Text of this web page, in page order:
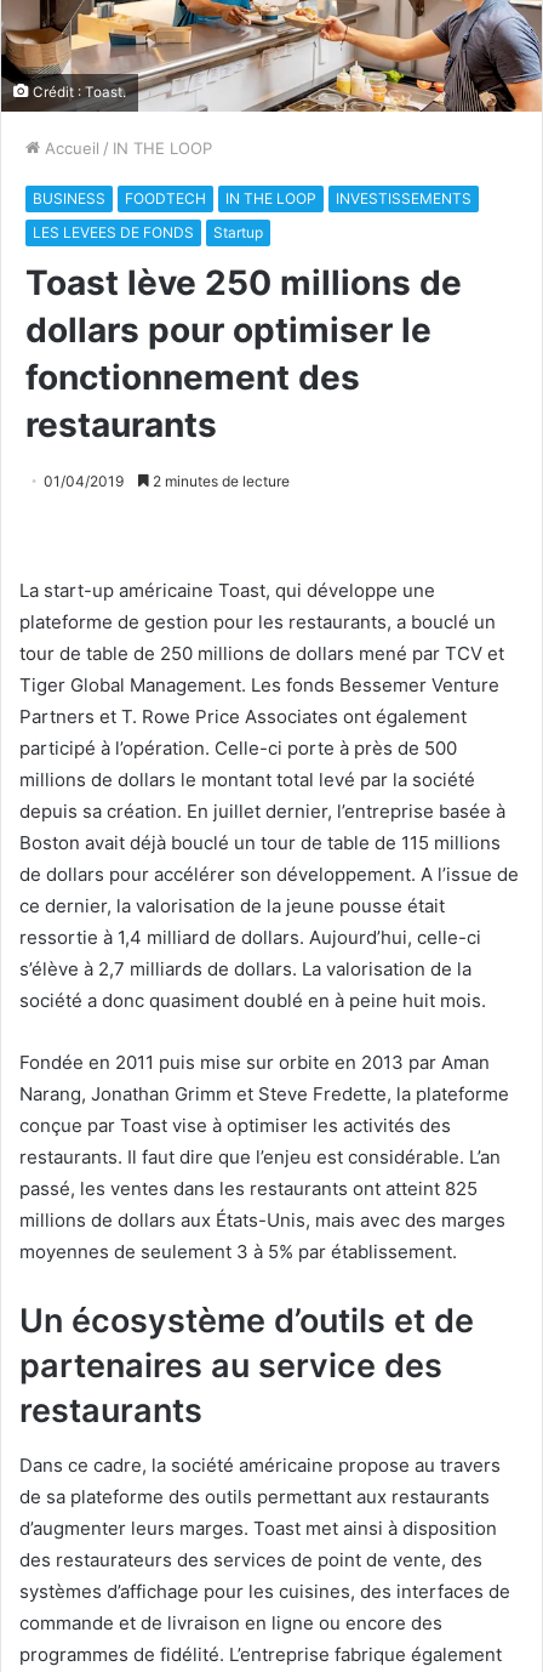
Crédit : Toast.
Accueil / IN THE LOOP
BUSINESS FOODTECH IN THE LOOP
INVESTISSEMENTS
LES LEVEES DE FONDS
Startup
Toast lève 250 millions de
dollars pour optimiser le
fonctionnement des
restaurants
01/04/2019 2 minutes de lecture
La start-up américaine Toast, qui développe une
plateforme de gestion pour les restaurants, a bouclé un
tour de table de 250 millions de dollars mené par TCV et
Tiger Global Management. Les fonds Bessemer Venture
Partners et T. Rowe Price Associates ont également
participé à l’opération. Celle-ci porte à près de 500
millions de dollars le montant total levé par la société
depuis sa création. En juillet dernier, l’entreprise basée à
Boston avait déjà bouclé un tour de table de 115 millions
de dollars pour accélérer son développement. A l’issue de
ce dernier, la valorisation de la jeune pousse était
ressortie à 1,4 milliard de dollars. Aujourd’hui, celle-ci
s’élève à 2,7 milliards de dollars. La valorisation de la
société a donc quasiment doublé en à peine huit mois.
Fondée en 2011 puis mise sur orbite en 2013 par Aman
Narang, Jonathan Grimm et Steve Fredette, la plateforme
conçue par Toast vise à optimiser les activités des
restaurants. Il faut dire que l’enjeu est considérable. L’an
passé, les ventes dans les restaurants ont atteint 825
millions de dollars aux États-Unis, mais avec des marges
moyennes de seulement 3 à 5% par établissement.
Un écosystème d’outils et de
partenaires au service des
restaurants
Dans ce cadre, la société américaine propose au travers
de sa plateforme des outils permettant aux restaurants
d’augmenter leurs marges. Toast met ainsi à disposition
des restaurateurs des services de point de vente, des
systèmes d’affichage pour les cuisines, des interfaces de
commande et de livraison en ligne ou encore des
programmes de fidélité. L’entreprise fabrique également